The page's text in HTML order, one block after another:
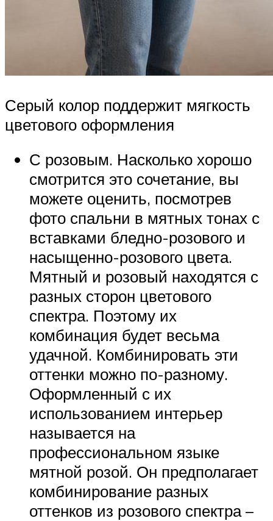
Серый колор поддержит мягкость
цветового оформления
С розовым. Насколько хорошо
смотрится это сочетание, вы
можете оценить, посмотрев
фото спальни в мятных тонах с
вставками бледно-розового и
насыщенно-розового цвета.
Мятный и розовый находятся с
разных сторон цветового
спектра. Поэтому их
комбинация будет весьма
удачной. Комбинировать эти
оттенки можно по-разному.
Оформленный с их
использованием интерьер
называется на
профессиональном языке
мятной розой. Он предполагает
комбинирование разных
оттенков из розового спектра –